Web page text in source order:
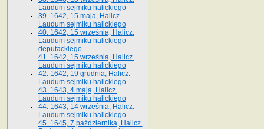
Laudum sejmiku halickiego
39. 1642, 15 maja, Halicz.
Laudum sejmiku halickiego
40. 1642, 15 września, Halicz.
Laudum sejmiku halickiego
deputackiego
41. 1642, 15 września, Halicz.
Laudum sejmiku halickiego
42. 1642, 19 grudnia, Halicz.
Laudum sejmiku halickiego
43. 1643, 4 maja, Halicz.
Laudum sejmiku halickiego
44. 1643, 14 września, Halicz.
Laudum sejmiku halickiego
45. 1645, 7 października, Halicz.